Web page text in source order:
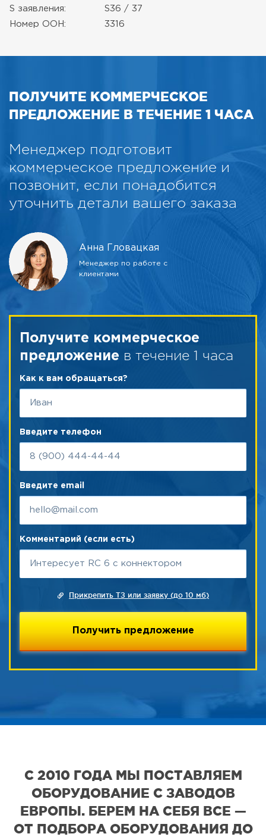
S заявления:
S36 / 37
Номер ООН:
3316
ПОЛУЧИТЕ КОММЕРЧЕСКОЕ
ПРЕДЛОЖЕНИЕ В ТЕЧЕНИЕ 1 ЧАСА
Менеджер подготовит
коммерческое предложение и
позвонит, если понадобится
уточнить детали вашего заказа
Анна Гловацкая
Менеджер по работе с
клиентами
Получите коммерческое
предложение в течение 1 часа
Как к вам обращаться?
Введите телефон
Введите email
Комментарий (если есть)
Прикрепить ТЗ или заявку (до 10 мб)
С 2010 ГОДА МЫ ПОСТАВЛЯЕМ
ОБОРУДОВАНИЕ С ЗАВОДОВ
ЕВРОПЫ. БЕРЕМ НА СЕБЯ ВСЕ —
ОТ ПОДБОРА ОБОРУДОВАНИЯ ДО